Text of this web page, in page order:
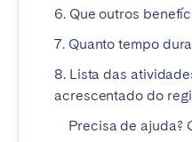
6. Que outros
7. Quanto tempo
8. Lista das
acrescentado do
Precisa de ajuda?
San Sebastian